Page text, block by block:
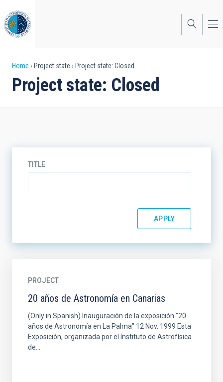
to
main
content
Breadcrumb
Home Project state Project state: Closed
Project state: Closed
TITLE
PROJECT
20 años de Astronomía en Canarias
(Only in Spanish) Inauguración de la exposición "20
años de Astronomía en La Palma" 12 Nov. 1999 Esta
Exposición, organizada por el Instituto de Astrofísica
de...